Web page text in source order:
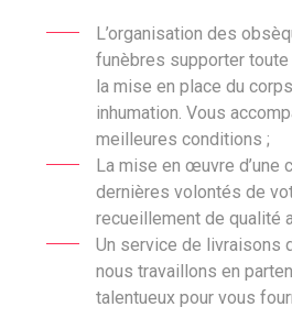
L’organisation des
funèbres supporter
la mise en place du
inhumation. Vous
meilleures conditions ;
La mise en œuvre d’une
dernières volontés de
recueillement de qualité
Un service de livraisons
nous travaillons en
talentueux pour vous